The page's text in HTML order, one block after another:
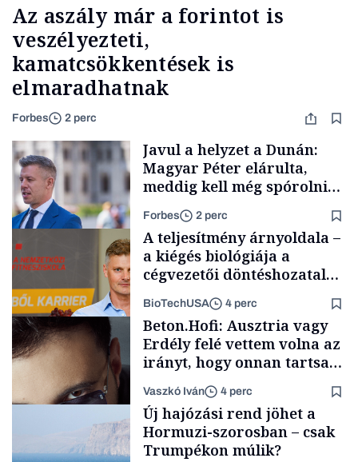
Az aszály már a forintot is
veszélyezteti,
kamatcsökkentések is
elmaradhatnak
Forbes 2 perc
Társadalom
Javul a helyzet a Dunán:
Magyar Péter elárulta,
meddig kell még spórolni
az árammal
Forbes 2 perc
Content Lab HUB
A teljesítmény árnyoldala –
a kiégés biológiája a
cégvezetői döntéshozatal
BioTechUSA 4 perc
Beton.Hofi: Ausztria vagy
Erdély felé vettem volna az
irányt, hogy onnan tartsam
lélegeztetőgépen a magyar
zenét
Vaszkó Iván 4 perc
Új hajózási rend jöhet a
Hormuzi-szorosban – csak
Trumpékon múlik?